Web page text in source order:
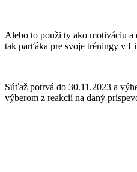
Alebo to použi ty ako motiváciu
tak parťáka pre svoje tréningy v
Súťaž potrvá do 30.11.2023 a
výberom z reakcií na daný